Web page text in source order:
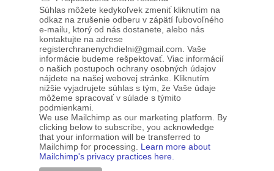
Súhlas môžete kedykoľvek zmeniť kliknutím na
odkaz na zrušenie odberu v zápätí ľubovoľného
e-mailu, ktorý od nás dostanete, alebo nás
kontaktujte na adrese
registerchranenychdielni@gmail.com. Vaše
informácie budeme rešpektovať. Viac informácií
o našich postupoch ochrany osobných údajov
nájdete na našej webovej stránke. Kliknutím
nižšie vyjadrujete súhlas s tým, že Vaše údaje
môžeme spracovať v súlade s týmito
podmienkami.
We use Mailchimp as our marketing platform. By
clicking below to subscribe, you acknowledge
that your information will be transferred to
Mailchimp for processing. Learn more about
Mailchimp's privacy practices here.